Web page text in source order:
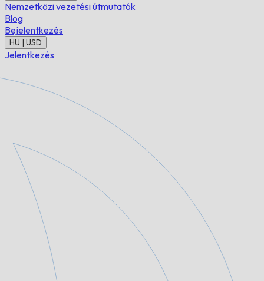
Nemzetközi vezetési útmutatók
Blog
Bejelentkezés
HU | USD
Jelentkezés